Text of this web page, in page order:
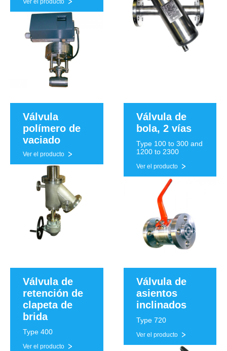
Ver el producto
Válvula
polímero de
vaciado
Ver el producto
Válvula de
bola, 2 vías
Type 100 to 300 and
1200 to 2300
Ver el producto
Válvula de
retención de
clapeta de
brida
Type 400
Ver el producto
Válvula de
asientos
inclinados
Type 720
Ver el producto